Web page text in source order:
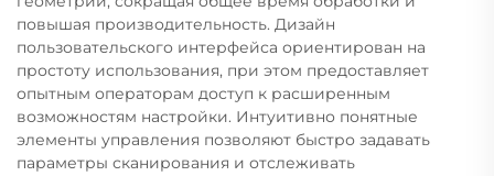
повышая производительность. Дизайн
пользовательского интерфейса ориентирован на
простоту использования, при этом предоставляет
опытным операторам доступ к расширенным
возможностям настройки. Интуитивно понятные
элементы управления позволяют быстро задавать
параметры сканирования и отслеживать